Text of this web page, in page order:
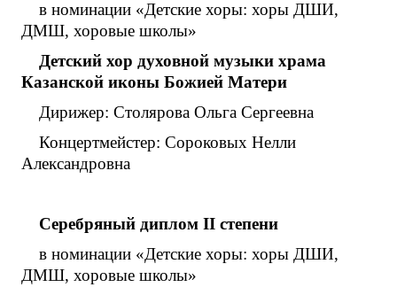
в номинации «Детские хоры: хоры ДШИ,
ДМШ, хоровые школы»
Детский хор духовной музыки храма
Казанской иконы Божией Матери
Дирижер: Столярова Ольга Сергеевна
Концертмейстер: Сороковых Нелли
Александровна
Серебряный диплом II степени
в номинации «Детские хоры: хоры ДШИ,
ДМШ, хоровые школы»